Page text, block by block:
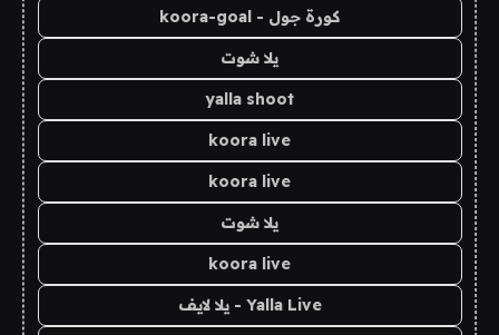
كورة جول - koora-goal
يلا شوت
yalla shoot
koora live
koora live
يلا شوت
koora live
Yalla Live - يلا لايف